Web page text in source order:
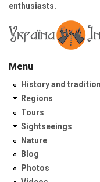
enthusiasts.
Menu
History and
Regions
Tours
Sightseeings
Nature
Blog
Photos